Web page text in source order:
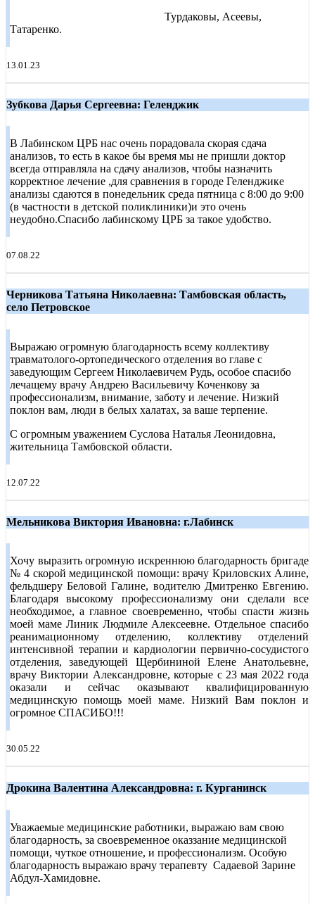
Турдаковы, Асеевы,
Татаренко.
13.01.23
Зубкова Дарья Сергеевна: Геленджик
В Лабинском ЦРБ нас очень порадовала скорая сдача
анализов, то есть в какое бы время мы не пришли доктор
всегда отправляла на сдачу анализов, чтобы назначить
корректное лечение ,для сравнения в городе Геленджике
анализы сдаются в понедельник среда пятница с 8:00 до 9:00
(в частности в детской поликлиники)и это очень
неудобно.Спасибо лабинскому ЦРБ за такое удобство.
07.08.22
Черникова Татьяна Николаевна: Тамбовская область,
село Петровское
Выражаю огромную благодарность всему коллективу
травматолого-ортопедического отделения во главе с
заведующим Сергеем Николаевичем Рудь, особое спасибо
лечащему врачу Андрею Васильевичу Коченкову за
профессионализм, внимание, заботу и лечение. Низкий
поклон вам, люди в белых халатах, за ваше терпение.
С огромным уважением Суслова Наталья Леонидовна,
жительница Тамбовской области.
12.07.22
Мельникова Виктория Ивановна: г.Лабинск
Хочу выразить огромную искреннюю благодарность бригаде
№ 4 скорой медицинской помощи: врачу Криловских Алине,
фельдшеру Беловой Галине, водителю Дмитренко Евгению.
Благодаря высокому профессионализму они сделали все
необходимое, а главное своевременно, чтобы спасти жизнь
моей маме Линик Людмиле Алексеевне. Отдельное спасибо
реанимационному отделению, коллективу отделений
интенсивной терапии и кардиологии первично-сосудистого
отделения, заведующей Щербининой Елене Анатольевне,
врачу Виктории Александровне, которые с 23 мая 2022 года
оказали и сейчас оказывают квалифицированную
медицинскую помощь моей маме. Низкий Вам поклон и
огромное СПАСИБО!!!
30.05.22
Дрокина Валентина Александровна: г. Курганинск
Уважаемые медицинские работники, выражаю вам свою
благодарность, за своевременное оказзание медицинской
помощи, чуткое отношение, и профессионализм. Особую
благодарность выражаю врачу терапевту Садаевой Зарине
Абдул-Хамидовне.